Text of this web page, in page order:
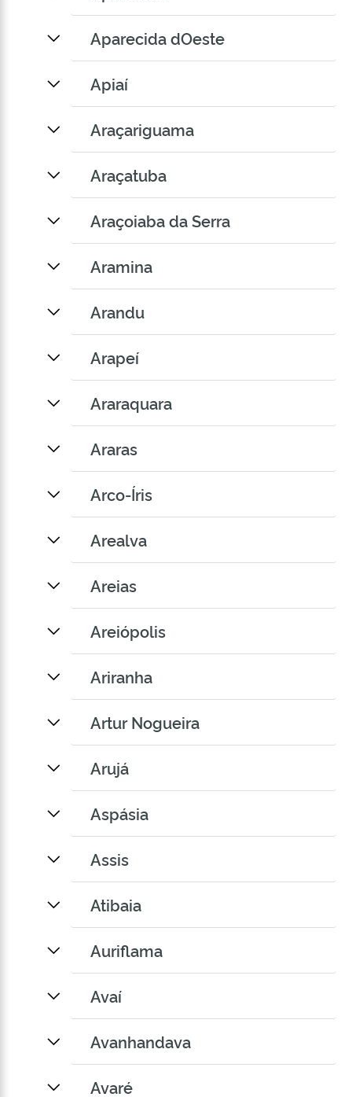
Aparecida dOeste
Apiaí
Araçariguama
Araçatuba
Araçoiaba da Serra
Aramina
Arandu
Arapeí
Araraquara
Araras
Arco-Íris
Arealva
Areias
Areiópolis
Ariranha
Artur Nogueira
Arujá
Aspásia
Assis
Atibaia
Auriflama
Avaí
Avanhandava
Avaré